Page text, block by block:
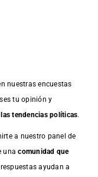
nuestras encuestas
tu opinión y
tendencias políticas.
a nuestro panel de
unacomunidad que
respuestas ayudan a